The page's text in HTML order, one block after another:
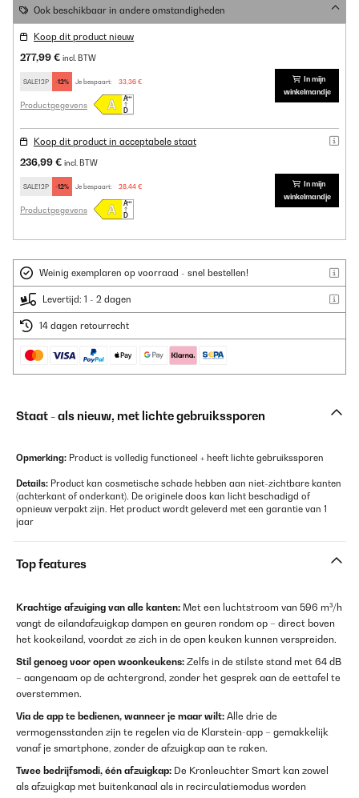
Ook beschikbaar in andere omstandigheden
Koop dit product nieuw
277,99 € incl. BTW
SALE12P -12% Je bespaart: 33,36 €
Productgegevens
In mijn
winkelmandje
Koop dit product in acceptabele staat
236,99 € incl. BTW
SALE12P -12% Je bespaart: 28,44 €
Productgegevens
In mijn
winkelmandje
Weinig exemplaren op voorraad - snel bestellen!
Levertijd: 1 - 2 dagen
14 dagen retourrecht
Staat - als nieuw, met lichte gebruikssporen
Opmerking: Product is volledig functioneel + heeft lichte gebruikssporen
Details: Product kan cosmetische schade hebben aan niet-zichtbare kanten
(achterkant of onderkant). De originele doos kan licht beschadigd of
opnieuw verpakt zijn. Het product wordt geleverd met een garantie van 1
jaar
Top features
Krachtige afzuiging van alle kanten: Met een luchtstroom van 596 m³/h
vangt de eilandafzuigkap dampen en geuren rondom op – direct boven
het kookeiland, voordat ze zich in de open keuken kunnen verspreiden.
Stil genoeg voor open woonkeukens: Zelfs in de stilste stand met 64 dB
– aangenaam op de achtergrond, zonder het gesprek aan de eettafel te
overstemmen.
Via de app te bedienen, wanneer je maar wilt: Alle drie de
vermogensstanden zijn te regelen via de Klarstein-app – gemakkelijk
vanaf je smartphone, zonder de afzuigkap aan te raken.
Twee bedrijfsmodi, één afzuigkap: De Kronleuchter Smart kan zowel
als afzuigkap met buitenkanaal als in recirculatiemodus worden